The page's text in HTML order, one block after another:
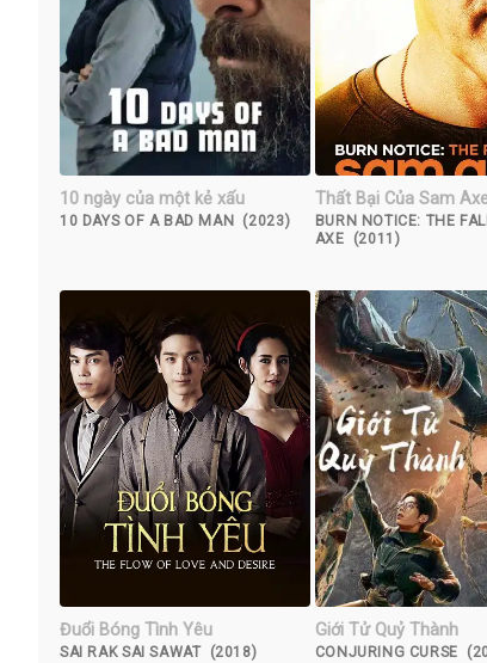
10 ngày của một kẻ xấu
10 DAYS OF A BAD MAN (2023)
Thất Bại Của Sam
BURN NOTICE: THE
AXE (2011)
Đuổi Bóng Tình Yêu
SAI RAK SAI SAWAT (2018)
Giới Tử Quỷ Thành
CONJURING CURSE